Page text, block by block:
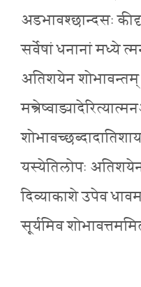
अडभावश्छान्दसः
सर्वेषां धनानां मध्ये
अतिशयेन शोभावन्तम्
यस्येतिलोपः अतिशयेन
दिव्याकाशे उपेव
सूर्यमिव